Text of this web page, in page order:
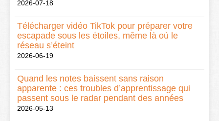
2026-07-18
Télécharger vidéo TikTok pour préparer votre
escapade sous les étoiles, même là où le
réseau s’éteint
2026-06-19
Quand les notes baissent sans raison
apparente : ces troubles d’apprentissage qui
passent sous le radar pendant des années
2026-05-13